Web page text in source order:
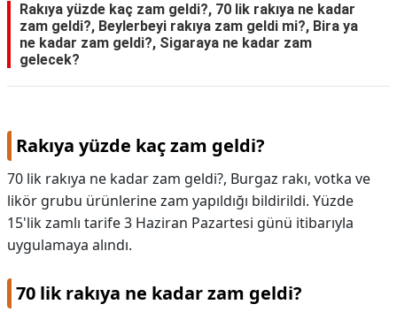
CİLT
BAKIMI
NEDİR
HAMİLELİK
KAPLICALAR
İLETİŞİM
Rakıya yüzde kaç zam geldi?, 70 lik rakıya ne kadar
zam geldi?, Beylerbeyi rakıya zam geldi mi?, Bira ya
ne kadar zam geldi?, Sigaraya ne kadar zam
gelecek?
Rakıya yüzde kaç zam geldi?
70 lik rakıya ne kadar zam geldi?, Burgaz rakı, votka ve
likör grubu ürünlerine zam yapıldığı bildirildi. Yüzde
15'lik zamlı tarife 3 Haziran Pazartesi günü itibarıyla
uygulamaya alındı.
70 lik rakıya ne kadar zam geldi?